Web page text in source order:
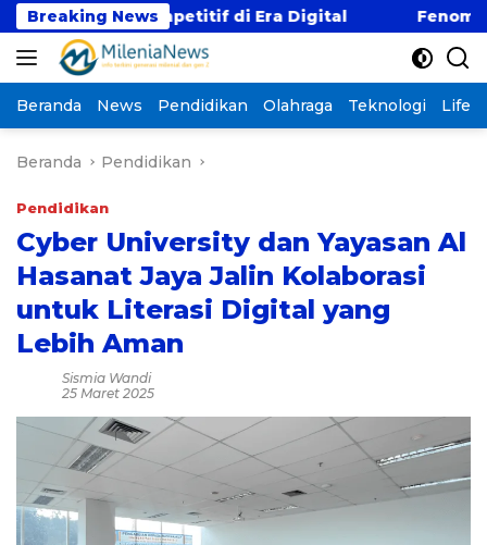
Langsung
ke
konten
Breaking News
Kompetitif di Era Digital Fenomena “Kabur
Beranda News Pendidikan Olahraga Teknologi
Beranda Pendidikan
Pendidikan
Cyber University dan Yayasan Al
Hasanat Jaya Jalin Kolaborasi
untuk Literasi Digital yang
Lebih Aman
Sismia Wandi
25 Maret 2025